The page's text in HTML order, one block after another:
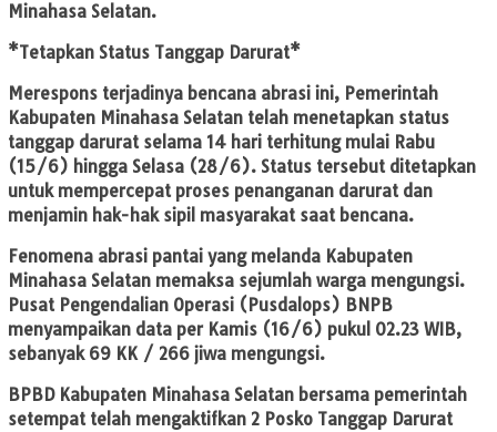
Minahasa Selatan.
*Tetapkan Status Tanggap Darurat*
Merespons terjadinya bencana abrasi ini, Pemerintah
Kabupaten Minahasa Selatan telah menetapkan status
tanggap darurat selama 14 hari terhitung mulai Rabu
(15/6) hingga Selasa (28/6). Status tersebut ditetapkan
untuk mempercepat proses penanganan darurat dan
menjamin hak-hak sipil masyarakat saat bencana.
Fenomena abrasi pantai yang melanda Kabupaten
Minahasa Selatan memaksa sejumlah warga mengungsi.
Pusat Pengendalian Operasi (Pusdalops) BNPB
menyampaikan data per Kamis (16/6) pukul 02.23 WIB,
sebanyak 69 KK / 266 jiwa mengungsi.
BPBD Kabupaten Minahasa Selatan bersama pemerintah
setempat telah mengaktifkan 2 Posko Tanggap Darurat